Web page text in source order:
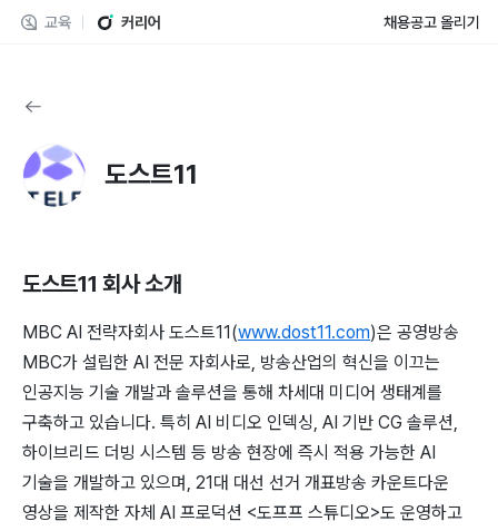
교육 커리어 채용공고 올리기
도스트11
도스트11 회사 소개
MBC AI 전략자회사 도스트11(www.dost11.com)은 공영방송
MBC가 설립한 AI 전문 자회사로, 방송산업의 혁신을 이끄는
인공지능 기술 개발과 솔루션을 통해 차세대 미디어 생태계를
구축하고 있습니다. 특히 AI 비디오 인덱싱, AI 기반 CG 솔루션,
하이브리드 더빙 시스템 등 방송 현장에 즉시 적용 가능한 AI
기술을 개발하고 있으며, 21대 대선 선거 개표방송 카운트다운
영상을 제작한 자체 AI 프로덕션 <도프프 스튜디오>도 운영하고